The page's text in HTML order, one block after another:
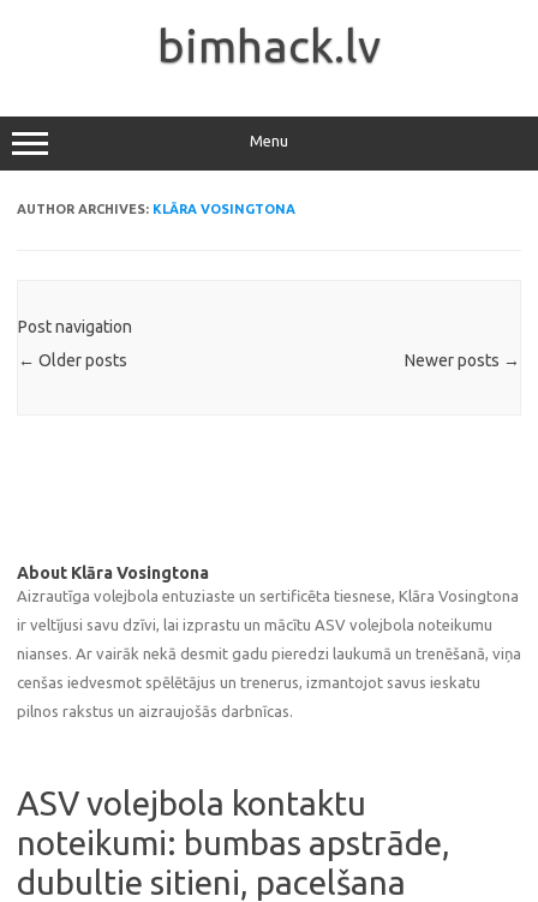
bimhack.lv
Menu
AUTHOR ARCHIVES: KLĀRA VOSINGTONA
Post navigation
← Older posts Newer posts →
About Klāra Vosingtona
Aizrautīga volejbola entuziaste un sertificēta tiesnese, Klāra Vosingtona
ir veltījusi savu dzīvi, lai izprastu un mācītu ASV volejbola noteikumu
nianses. Ar vairāk nekā desmit gadu pieredzi laukumā un trenēšanā, viņa
cenšas iedvesmot spēlētājus un trenerus, izmantojot savus ieskatu
pilnos rakstus un aizraujošās darbnīcas.
ASV volejbola kontaktu
noteikumi: bumbas apstrāde,
dubultie sitieni, pacelšana